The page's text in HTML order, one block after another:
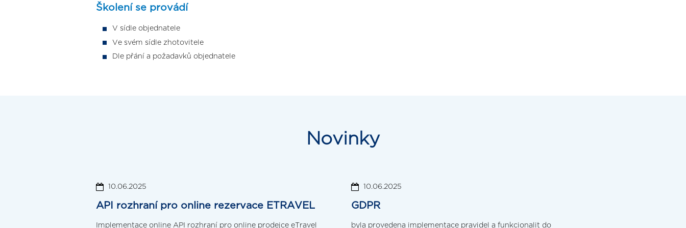
Školení se provádí
V sídle objednatele
Ve svém sídle zhotovitele
Dle přání a požadavků objednatele
Novinky
10.06.2025
API rozhraní pro online rezervace ETRAVEL
Implementace online API rozhraní pro online prodejce eTravel
10.06.2025
GDPR
byla provedena implementace pravidel a funkcionalit do